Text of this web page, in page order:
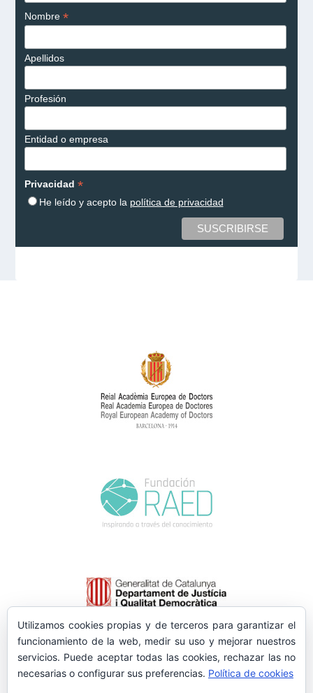
Nombre *
Apellidos
Profesión
Entidad o empresa
Privacidad *
He leído y acepto la política de privacidad
Utilizamos cookies propias y de terceros para garantizar el
funcionamiento de la web, medir su uso y mejorar nuestros
servicios. Puede aceptar todas las cookies, rechazar las no
necesarias o configurar sus preferencias. Política de cookies